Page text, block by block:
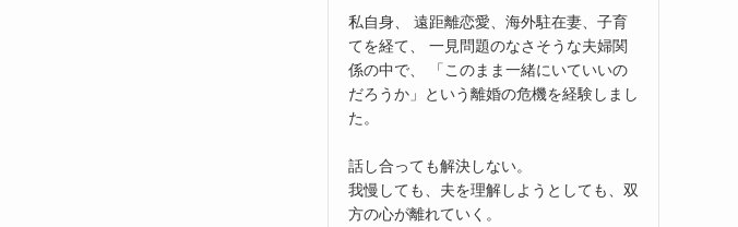
私自身、 遠距離恋愛、海外駐在妻、子育
てを経て、 一見問題のなさそうな夫婦関
係の中で、 「このまま一緒にいていいの
だろうか」という離婚の危機を経験しまし
た。
話し合っても解決しない。
我慢しても、夫を理解しようとしても、双
方の心が離れていく。